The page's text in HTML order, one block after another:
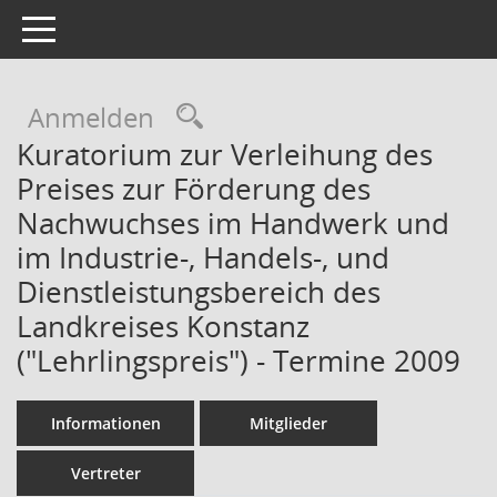
Toggle navigation
Anmelden Rechercheauswahl
Kuratorium zur Verleihung des
Preises zur Förderung des
Nachwuchses im Handwerk und
im Industrie-, Handels-, und
Dienstleistungsbereich des
Landkreises Konstanz
("Lehrlingspreis") - Termine 2009
Informationen Mitglieder
Vertreter